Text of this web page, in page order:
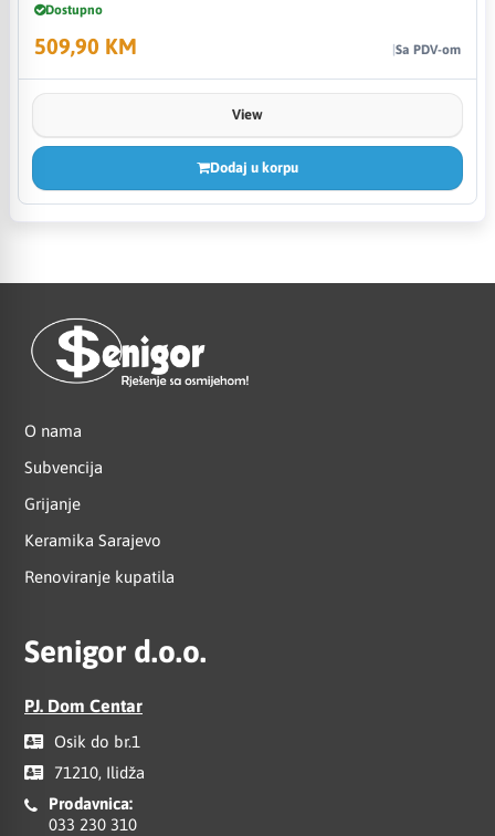
Dostupno
509,90 KM Sa PDV-om
View
Dodaj u korpu
O nama
Subvencija
Grijanje
Keramika Sarajevo
Renoviranje kupatila
Senigor d.o.o.
PJ. Dom Centar
Osik do br.1
71210, Ilidža
Prodavnica:
033 230 310